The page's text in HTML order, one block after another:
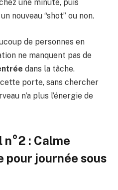
une minute, puis
nouveau “shot” ou non.
de personnes en
ne manquent pas de
dans la tâche.
porte, sans chercher
n’a plus l’énergie de
: Calme
pour journée sous